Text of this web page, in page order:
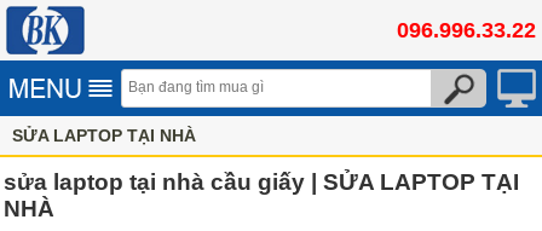
096.996.33.22
SỬA LAPTOP TẠI NHÀ
sửa laptop tại nhà cầu giấy | SỬA LAPTOP TẠI
NHÀ